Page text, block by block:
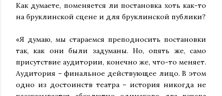
Как думаете, поменяется ли постановка хоть как-то
на бруклинской сцене и для бруклинской публики?
«Я думаю, мы стараемся преподносить постановки
так, как они были задуманы. Но, опять же, само
присутствие аудитории, конечно же, что-то меняет.
Аудитория – финальное действующее лицо. В этом
одно из достоинств театра – история никогда не